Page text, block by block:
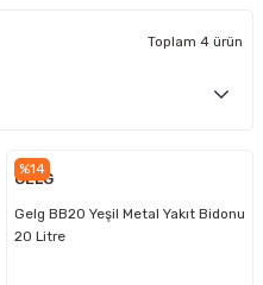
Toplam 4 ürün
%14
GELG
Gelg BB20 Yeşil Metal Yakıt Bidonu
20 Litre